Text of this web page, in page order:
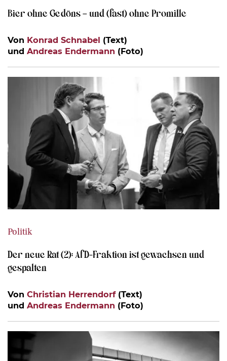
Bier ohne Gedöns – und (fast) ohne Promille
Von Konrad Schnabel (Text)
und Andreas Endermann (Foto)
Politik
Der neue Rat (2): AfD-Fraktion ist gewachsen und
gespalten
Von Christian Herrendorf(Text)
und Andreas Endermann (Foto)